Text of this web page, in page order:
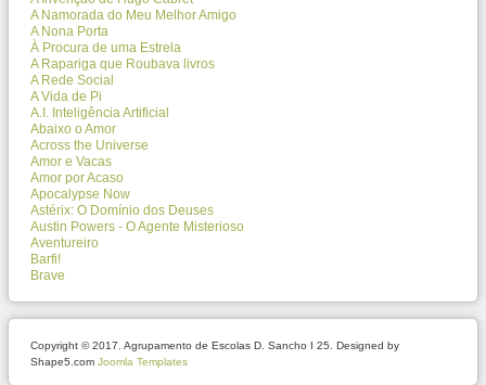
A Namorada do Meu Melhor Amigo
A Nona Porta
À Procura de uma Estrela
A Rapariga que Roubava livros
A Rede Social
A Vida de Pi
A.I. Inteligência Artificial
Abaixo o Amor
Across the Universe
Amor e Vacas
Amor por Acaso
Apocalypse Now
Astérix: O Domínio dos Deuses
Austin Powers - O Agente Misterioso
Aventureiro
Barfi!
Brave
Copyright © 2017. Agrupamento de Escolas D. Sancho I 25. Designed by
Shape5.com Joomla Templates